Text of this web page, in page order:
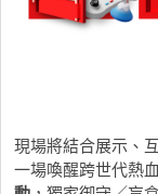
現場將結合展示、
一場喚醒跨世代熱